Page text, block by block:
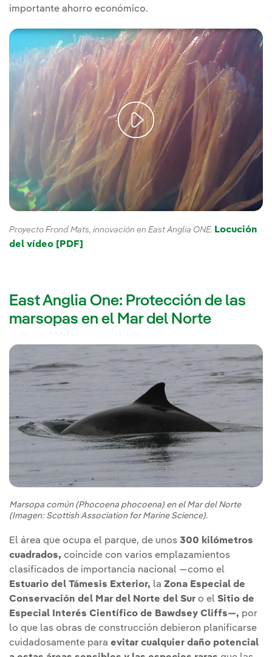
importante ahorro económico.
Proyecto Frond Mats, innovación en East Anglia ONE. Locución
del vídeo [PDF]
East Anglia One: Protección de las
marsopas en el Mar del Norte
Marsopa común (Phocoena phocoena) en el Mar del Norte
(Imagen: Scottish Association for Marine Science).
El área que ocupa el parque, de unos 300 kilómetros
cuadrados, coincide con varios emplazamientos
clasificados de importancia nacional —como el
Estuario del Támesis Exterior, la Zona Especial de
Conservación del Mar del Norte del Sur o el Sitio de
Especial Interés Científico de Bawdsey Cliffs—, por
lo que las obras de construcción debieron planificarse
cuidadosamente para evitar cualquier daño potencial